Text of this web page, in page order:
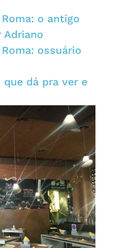
o antigo
ossuário
que dá pra ver e